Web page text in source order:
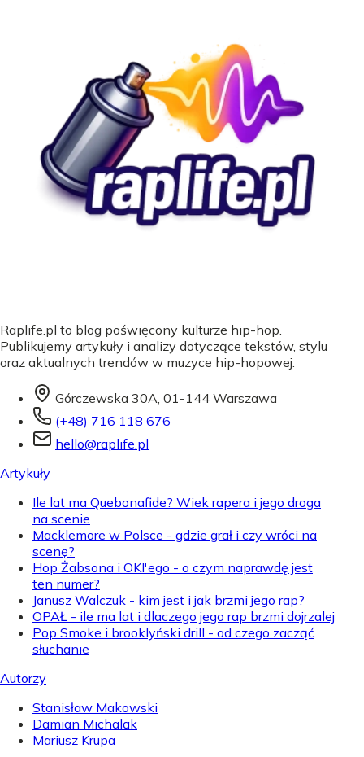
Raplife.pl to blog poświęcony kulturze hip-hop.
Publikujemy artykuły i analizy dotyczące tekstów, stylu
oraz aktualnych trendów w muzyce hip-hopowej.
Górczewska 30A, 01-144 Warszawa
(+48) 716 118 676
hello@raplife.pl
Artykuły
Ile lat ma Quebonafide? Wiek rapera i jego droga
na scenie
Macklemore w Polsce - gdzie grał i czy wróci na
scenę?
Hop Żabsona i OKI'ego - o czym naprawdę jest
ten numer?
Janusz Walczuk - kim jest i jak brzmi jego rap?
OPAŁ - ile ma lat i dlaczego jego rap brzmi dojrzalej
Pop Smoke i brooklyński drill - od czego zacząć
słuchanie
Autorzy
Stanisław Makowski
Damian Michalak
Mariusz Krupa